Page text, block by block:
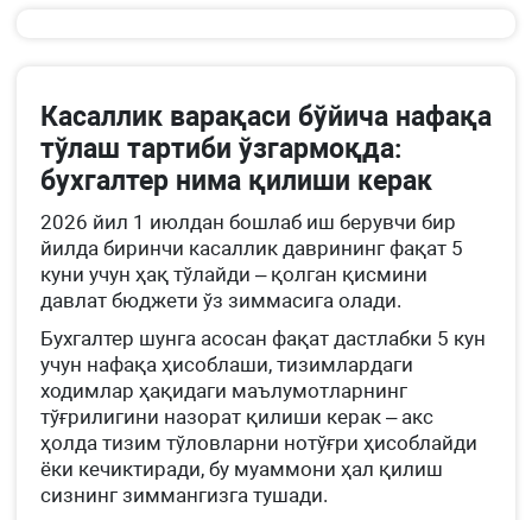
Касаллик варақаси бўйича нафақа
тўлаш тартиби ўзгармоқда:
бухгалтер нима қилиши керак
2026 йил 1 июлдан бошлаб иш берувчи бир
йилда биринчи касаллик даврининг фақат 5
куни учун ҳақ тўлайди – қолган қисмини
давлат бюджети ўз зиммасига олади.
Бухгалтер шунга асосан фақат дастлабки 5 кун
учун нафақа ҳисоблаши, тизимлардаги
ходимлар ҳақидаги маълумотларнинг
тўғрилигини назорат қилиши керак – акс
ҳолда тизим тўловларни нотўғри ҳисоблайди
ёки кечиктиради, бу муаммони ҳал қилиш
сизнинг зиммангизга тушади.